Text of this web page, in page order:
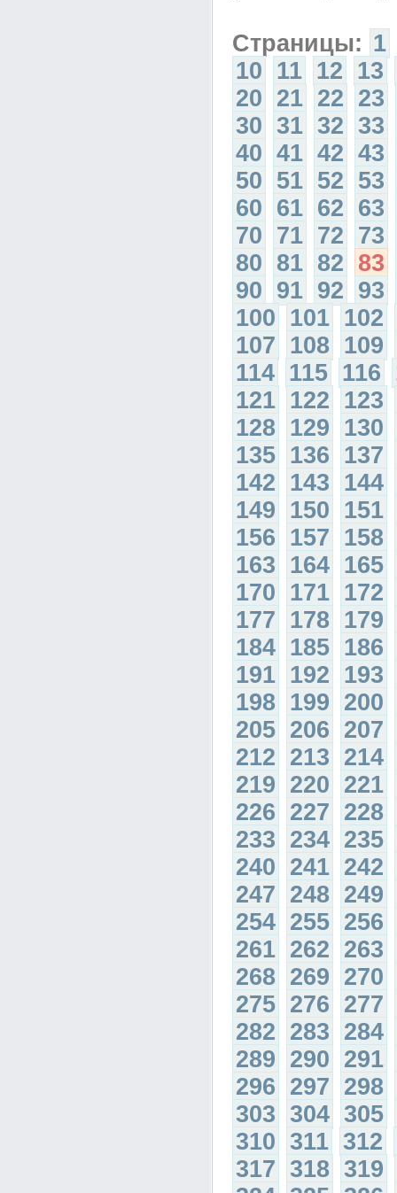
Страницы: 1
10 11 12 13
20 21 22 23
30 31 32 33
40 41 42 43
50 51 52 53
60 61 62 63
70 71 72 73
80 81 82 83
90 91 92 93
100 101 102
107 108 109
114 115 116
121 122 123
128 129 130
135 136 137
142 143 144
149 150 151
156 157 158
163 164 165
170 171 172
177 178 179
184 185 186
191 192 193
198 199 200
205 206 207
212 213 214
219 220 221
226 227 228
233 234 235
240 241 242
247 248 249
254 255 256
261 262 263
268 269 270
275 276 277
282 283 284
289 290 291
296 297 298
303 304 305
310 311 312
317 318 319